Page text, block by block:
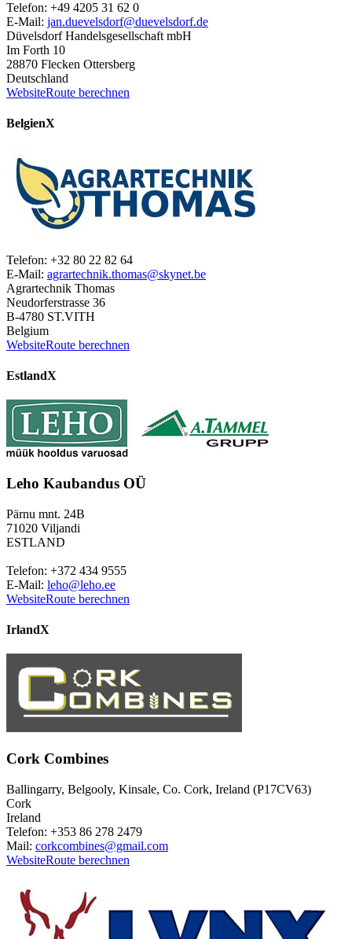
Telefon: +49 4205 31 62 0
E-Mail: jan.duevelsdorf@duevelsdorf.de
Düvelsdorf Handelsgesellschaft mbH
Im Forth 10
28870 Flecken Ottersberg
Deutschland
WebsiteRoute berechnen
BelgienX
Telefon: +32 80 22 82 64
E-Mail: agrartechnik.thomas@skynet.be
Agrartechnik Thomas
Neudorferstrasse 36
B-4780 ST.VITH
Belgium
WebsiteRoute berechnen
EstlandX
Leho Kaubandus OÜ
Pärnu mnt. 24B
71020 Viljandi
ESTLAND
Telefon: +372 434 9555
E-Mail: leho@leho.ee
WebsiteRoute berechnen
IrlandX
Cork Combines
Ballingarry, Belgooly, Kinsale, Co. Cork, Ireland (P17CV63)
Cork
Ireland
Telefon: +353 86 278 2479
Mail: corkcombines@gmail.com
WebsiteRoute berechnen